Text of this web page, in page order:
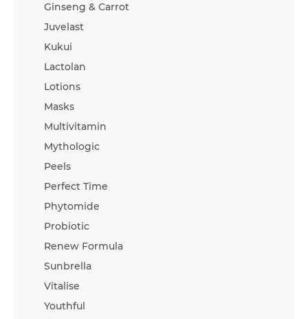
Ginseng & Carrot
Juvelast
Kukui
Lactolan
Lotions
Masks
Multivitamin
Mythologic
Peels
Perfect Time
Phytomide
Probiotic
Renew Formula
Sunbrella
Vitalise
Youthful